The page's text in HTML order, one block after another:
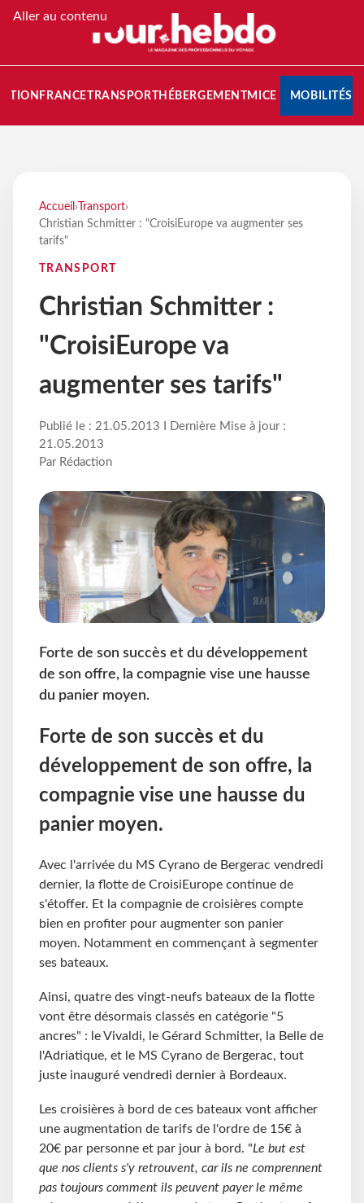
Aller au contenu
FRANCETRANSPORT HÉBERGEMENTMICE MOBILITÉS
Accueil › Transport›
Christian Schmitter : "CroisiEurope va augmenter ses
tarifs"
TRANSPORT
Christian Schmitter :
"CroisiEurope va
augmenter ses tarifs"
Publié le : 21.05.2013 I Dernière Mise à jour :
21.05.2013
Par Rédaction
Forte de son succès et du développement
de son offre, la compagnie vise une hausse
du panier moyen.
Forte de son succès et du
développement de son offre, la
compagnie vise une hausse du
panier moyen.
Avec l'arrivée du MS Cyrano de Bergerac vendredi
dernier, la flotte de CroisiEurope continue de
s'étoffer. Et la compagnie de croisières compte
bien en profiter pour augmenter son panier
moyen. Notamment en commençant à segmenter
ses bateaux.
Ainsi, quatre des vingt-neufs bateaux de la flotte
vont être désormais classés en catégorie "5
ancres" : le Vivaldi, le Gérard Schmitter, la Belle de
l'Adriatique, et le MS Cyrano de Bergerac, tout
juste inauguré vendredi dernier à Bordeaux.
Les croisières à bord de ces bateaux vont afficher
une augmentation de tarifs de l'ordre de 15€ à
20€ par personne et par jour à bord. "Le but est
que nos clients s'y retrouvent, car ils ne comprennent
pas toujours comment ils peuvent payer le même